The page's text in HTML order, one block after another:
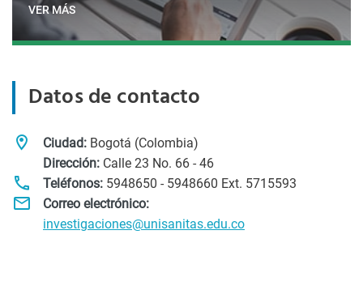
VER MÁS
Datos de contacto
Ciudad: Bogotá (Colombia)
Dirección: Calle 23 No. 66 - 46
Teléfonos: 5948650 - 5948660 Ext. 5715593
Correo electrónico:
investigaciones@unisanitas.edu.co